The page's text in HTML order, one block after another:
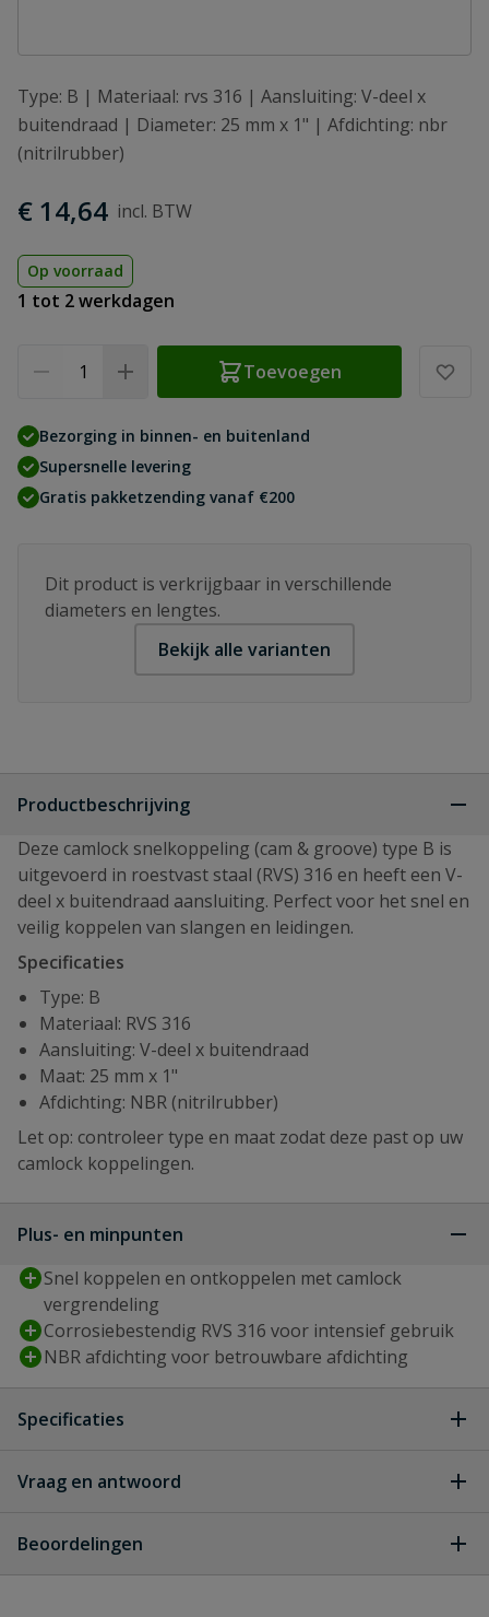
Type: B | Materiaal: rvs 316 | Aansluiting: V-deel x
buitendraad | Diameter: 25 mm x 1" | Afdichting: nbr
(nitrilrubber)
€ 14,64
Op voorraad
1 tot 2 werkdagen
Toevoegen
Bezorging in binnen- en buitenland
Supersnelle levering
Gratis pakketzending vanaf €200
Dit product is verkrijgbaar in verschillende
diameters en lengtes.
Bekijk alle varianten
Productbeschrijving
Deze camlock snelkoppeling (cam & groove) type B is
uitgevoerd in roestvast staal (RVS) 316 en heeft een V-
deel x buitendraad aansluiting. Perfect voor het snel en
veilig koppelen van slangen en leidingen.
Specificaties
Type: B
Materiaal: RVS 316
Aansluiting: V-deel x buitendraad
Maat: 25 mm x 1"
Afdichting: NBR (nitrilrubber)
Let op: controleer type en maat zodat deze past op uw
camlock koppelingen.
Plus- en minpunten
Snel koppelen en ontkoppelen met camlock
vergrendeling
Corrosiebestendig RVS 316 voor intensief gebruik
NBR afdichting voor betrouwbare afdichting
Specificaties
Type aansluiting buitendraad, camlock v-deel
Vraag en antwoord
Beoordelingen